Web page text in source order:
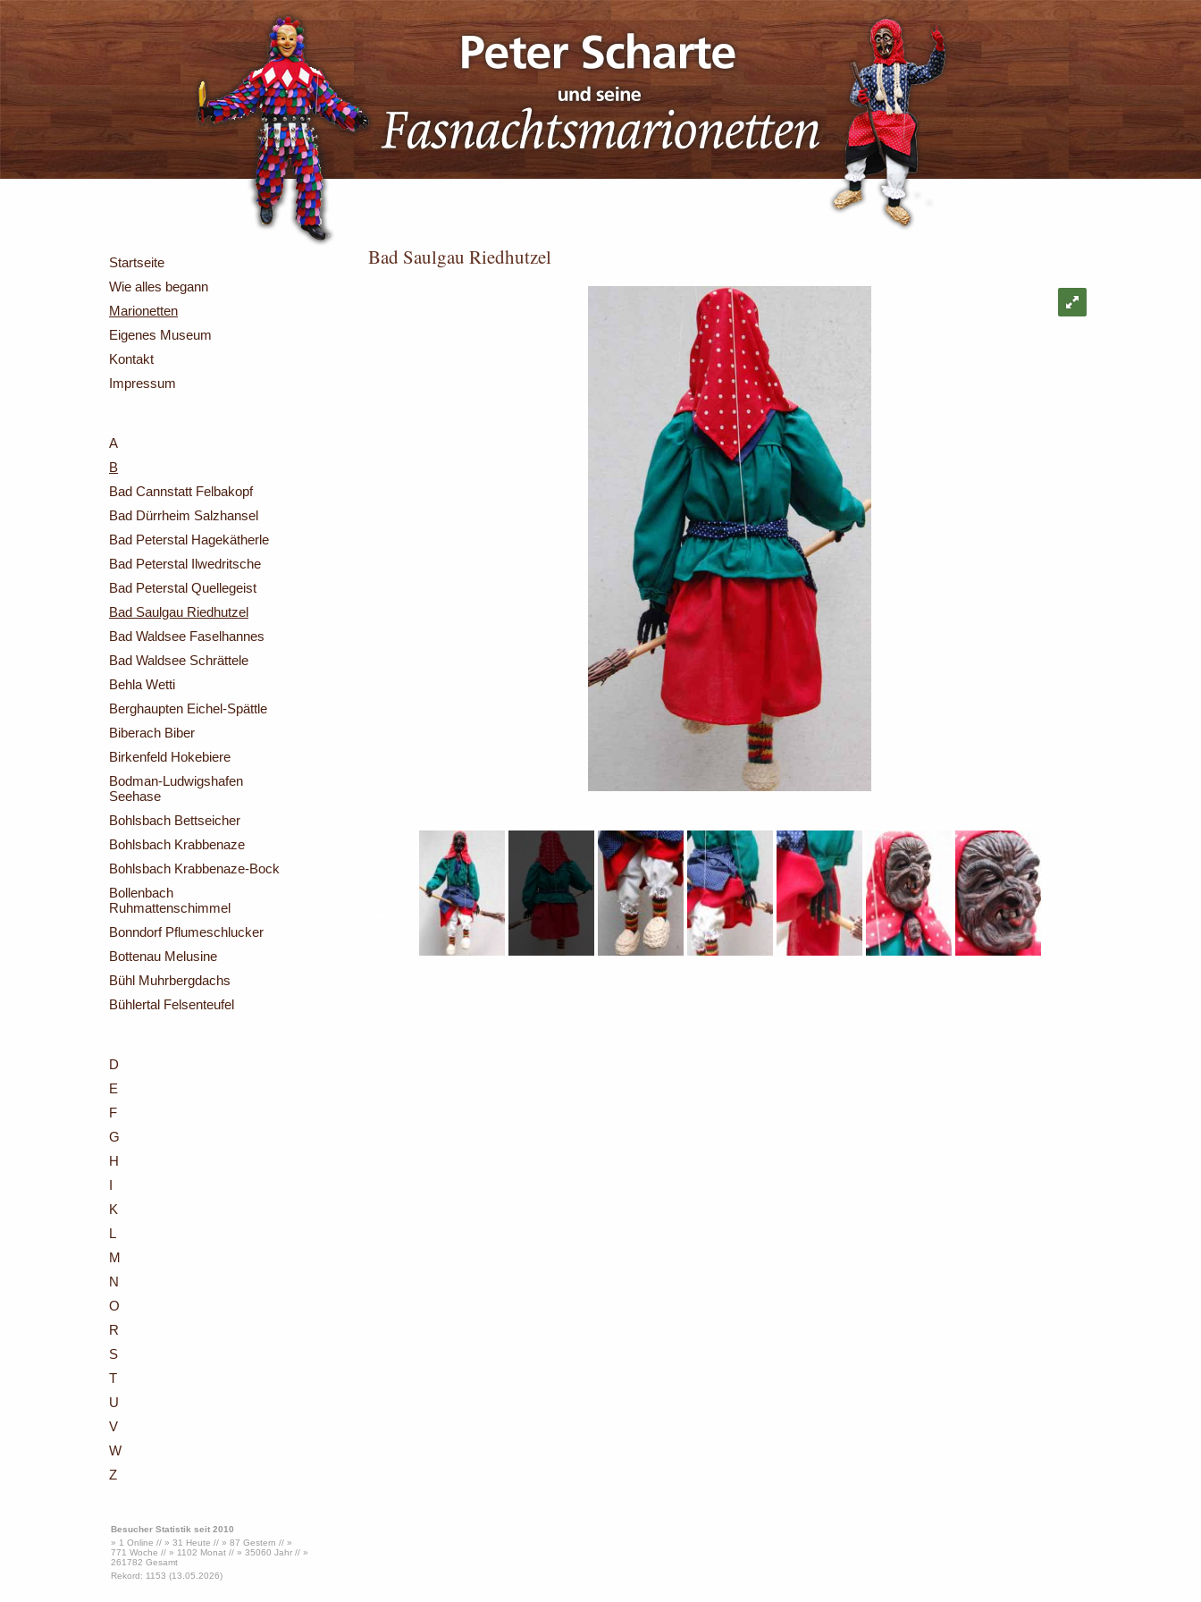
Startseite
Wie alles begann
Marionetten
Eigenes Museum
Kontakt
Impressum
A
B
Bad Cannstatt Felbakopf
Bad Dürrheim Salzhansel
Bad Peterstal Hagekätherle
Bad Peterstal Ilwedritsche
Bad Peterstal Quellegeist
Bad Saulgau Riedhutzel
Bad Waldsee Faselhannes
Bad Waldsee Schrättele
Behla Wetti
Berghaupten Eichel-Spättle
Biberach Biber
Birkenfeld Hokebiere
Bodman-Ludwigshafen
Seehase
Bohlsbach Bettseicher
Bohlsbach Krabbenaze
Bohlsbach Krabbenaze-Bock
Bollenbach
Ruhmattenschimmel
Bonndorf Pflumeschlucker
Bottenau Melusine
Bühl Muhrbergdachs
Bühlertal Felsenteufel
D
E
F
G
H
I
K
L
M
N
O
R
S
T
U
V
W
Z
Besucher Statistik seit 2010
» 1 Online // » 31 Heute // » 87 Gestern // »
771 Woche // » 1102 Monat // » 35060 Jahr // »
261782 Gesamt
Rekord: 1153 (13.05.2026)
Bad Saulgau Riedhutzel